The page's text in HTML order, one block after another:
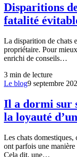
Disparitions
fatalité
La disparition de chats
propriétaire. Pour
enrichi de conseils…
3 min de lecture
Le blog9 septembre
Il a dormi sur
la loyauté
Les chats domestiques,
ont parfois une
Cela dit, une…